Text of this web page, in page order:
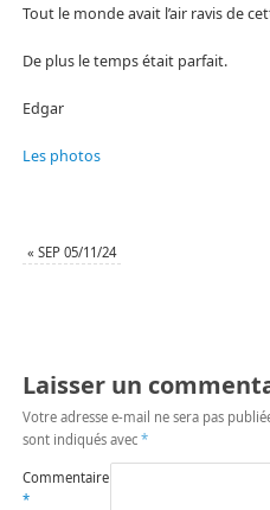
Tout le monde avait l’air ravis de
De plus le temps était parfait.
Edgar
Les photos
« SEP 05/11/24
Laisser un
Votre adresse e-mail ne sera pas
sont indiqués avec *
Commentaire
*